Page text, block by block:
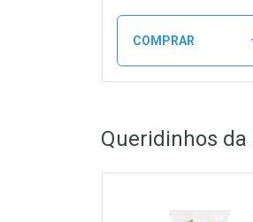
COMPRAR
Laboratório
Por Menos
Queridinhos da